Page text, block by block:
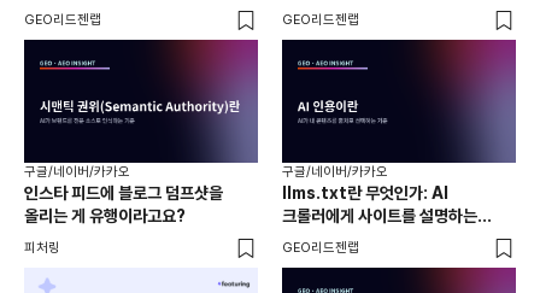
전문 소스로 인식하는 기준
GEO리드젠랩 GEO리드젠랩
구글/네이버/카카오
인스타 피드에 블로그 덤프샷을
올리는 게 유행이라고요?
피처링
구글/네이버/카카오
llms.txt란 무엇인가: AI
크롤러에게 사이트를 설명하는
방법과 실효성 논란
GEO리드젠랩